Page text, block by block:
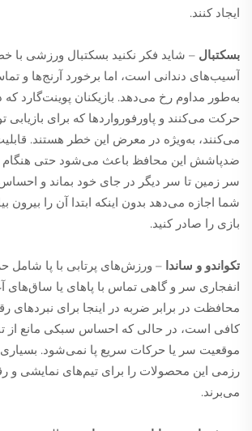
ایجاد کنند.
بسکتبال – شاید فکر نکنید بسکتبال ورزشی با
آسیب‌های دندانی است، اما برخورد آرنج‌ها و
به‌طور مداوم رخ می‌دهد. بازیکنان پوینت‌گارد
حرکت می‌کنند و پاورفورواردها که برای بازیابی
می‌کنند، به‌ویژه در معرض این خطر هستند.
ضدپاشش این محافظ باعث می‌شود حتی هنگام
سر زمین تا سر دیگر در جای خود بماند و احساس
شما اجازه می‌دهد بدون اینکه ابتدا آن را بیرون
بازی را صادر کنید.
تکواندو و ساندا – ورزش‌های پرتابی با پا شامل
انفجاری سر و گاهی تماس با پاهای یا ساق‌های
محافظت در برابر ضربه در اینجا برای نبردهای
کافی است، در حالی که احساس سبکی مانع از
موقعیت سر یا حرکات سریع پا نمی‌شود.
رزمی این محصولات را برای تیم‌های نمایشی و
می‌برند.